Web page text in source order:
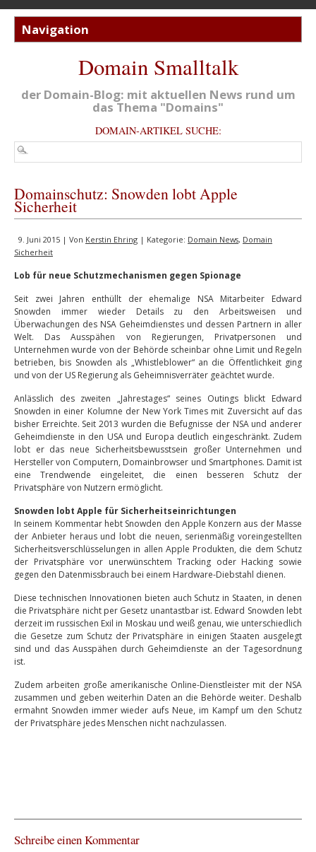
Domain Smalltalk
der Domain-Blog: mit aktuellen News rund um
das Thema "Domains"
DOMAIN-ARTIKEL SUCHE:
Domainschutz: Snowden lobt Apple
Sicherheit
9. Juni 2015 | Von Kerstin Ehring | Kategorie: Domain News, Domain
Sicherheit
Lob für neue Schutzmechanismen gegen Spionage
Seit zwei Jahren enthüllt der ehemalige NSA Mitarbeiter Edward
Snowden immer wieder Details zu den Arbeitsweisen und
Überwachungen des NSA Geheimdienstes und dessen Partnern in aller
Welt. Das Ausspähen von Regierungen, Privatpersonen und
Unternehmen wurde von der Behörde scheinbar ohne Limit und Regeln
betrieben, bis Snowden als „Whistleblower“ an die Öffentlichkeit ging
und von der US Regierung als Geheimnisverräter geächtet wurde.
Anlässlich des zweiten „Jahrestages“ seines Outings blickt Edward
Snowden in einer Kolumne der New York Times mit Zuversicht auf das
bisher Erreichte. Seit 2013 wurden die Befugnisse der NSA und anderer
Geheimdienste in den USA und Europa deutlich eingeschränkt. Zudem
lobt er das neue Sicherheitsbewusstsein großer Unternehmen und
Hersteller von Computern, Domainbrowser und Smartphones. Damit ist
eine Trendwende eingeleitet, die einen besseren Schutz der
Privatsphäre von Nutzern ermöglicht.
Snowden lobt Apple für Sicherheitseinrichtungen
In seinem Kommentar hebt Snowden den Apple Konzern aus der Masse
der Anbieter heraus und lobt die neuen, serienmäßig voreingestellten
Sicherheitsverschlüsselungen in allen Apple Produkten, die dem Schutz
der Privatsphäre vor unerwünschtem Tracking oder Hacking sowie
gegen den Datenmissbrauch bei einem Hardware-Diebstahl dienen.
Diese technischen Innovationen bieten auch Schutz in Staaten, in denen
die Privatsphäre nicht per Gesetz unantastbar ist. Edward Snowden lebt
derzeit im russischen Exil in Moskau und weiß genau, wie unterschiedlich
die Gesetze zum Schutz der Privatsphäre in einigen Staaten ausgelegt
sind und das Ausspähen durch Geheimdienste an der Tagesordnung
ist.
Zudem arbeiten große amerikanische Online-Dienstleister mit der NSA
zusammen und geben weiterhin Daten an die Behörde weiter. Deshalb
ermahnt Snowden immer wieder aufs Neue, im Kampf um den Schutz
der Privatsphäre jedes Menschen nicht nachzulassen.
Schreibe einen Kommentar